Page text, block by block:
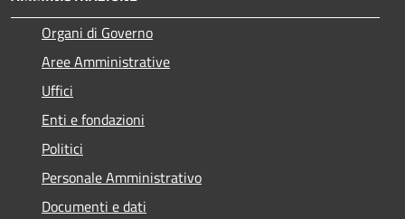
Organi di Governo
Aree Amministrative
Uffici
Enti e fondazioni
Politici
Personale Amministrativo
Documenti e dati